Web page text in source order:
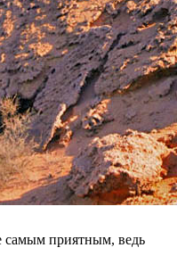
самым приятным, ведь